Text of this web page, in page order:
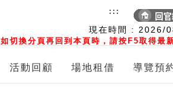
現在時間 : 2026/
如切換分頁再回到本頁時，請按F5取得最
:::
活動回顧 場地租借 導覽預